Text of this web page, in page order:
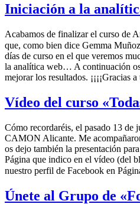
Iniciación a la
Acabamos de finalizar el curso de
que, como bien dice Gemma
días de curso en el que veremos
la analítica web… A continuación os
mejorar los resultados. ¡¡¡¡Gracias
Vídeo del curso
Cómo recordaréis, el pasado 13 de
CAMON Alicante. Me
os dejo también la presentación
Página que indico en el vídeo (del
nuestro perfil de Facebook en
Únete al Grupo de